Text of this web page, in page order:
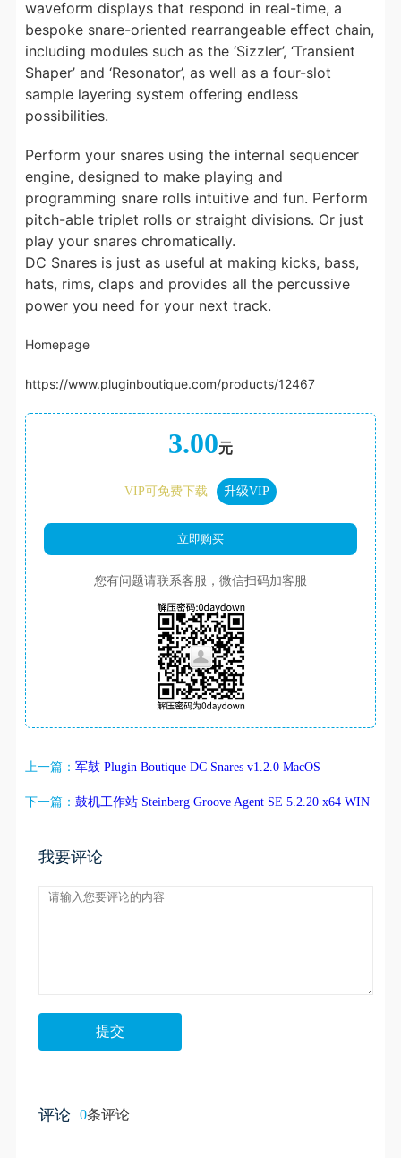
waveform displays that respond in real-time, a
bespoke snare-oriented rearrangeable effect chain,
including modules such as the ‘Sizzler’, ‘Transient
Shaper’ and ‘Resonator’, as well as a four-slot
sample layering system offering endless
possibilities.
Perform your snares using the internal sequencer
engine, designed to make playing and
programming snare rolls intuitive and fun. Perform
pitch-able triplet rolls or straight divisions. Or just
play your snares chromatically.
DC Snares is just as useful at making kicks, bass,
hats, rims, claps and provides all the percussive
power you need for your next track.
Homepage
https://www.pluginboutique.com/products/12467
3.00元
VIP可免费下载 升级VIP
您有问题请联系客服，微信扫码加客服
上一篇： 军鼓 Plugin Boutique DC Snares v1.2.0 MacOS
下一篇： 鼓机工作站 Steinberg Groove Agent SE 5.2.20 x64 WIN
我要评论
评论 0条评论